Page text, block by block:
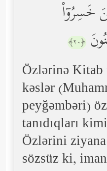
خَسِرُوۤاْ
﴿٢٠﴾
Özlərinə
kəslər
peyğəmbəri)
tanıdıqları
Özlərini
sözsüz ki,